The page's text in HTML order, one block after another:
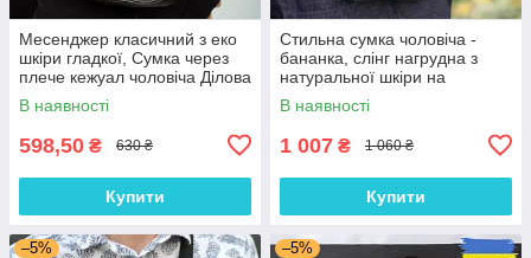
Месенджер класичний з еко
шкіри гладкої, Сумка через
плече кежуал чоловіча Ділова
сумка месенджер
В наявності
598,50 ₴ 630 ₴
Купити
Стильна сумка чоловіча -
бананка, слінг нагрудна з
натуральної шкіри на
блискавці чорна
В наявності
1 007 ₴ 1 060 ₴
Купити
–5% –5%